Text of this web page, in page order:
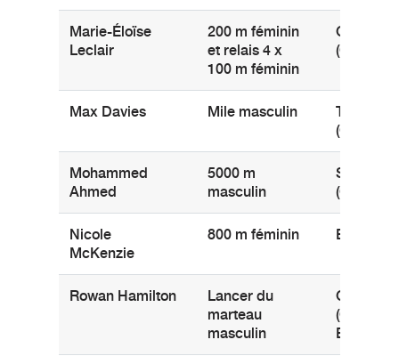
Marie-Éloïse
Leclair
200 m féminin
et relais 4 x
100 m féminin
Candiac
(Québec)
Max Davies Mile masculin
Toronto
(Ontario)
Mohammed
Ahmed
5000 m
masculin
St.
(Ontario)
Nicole
McKenzie
800 m féminin Elora
Rowan Hamilton
Lancer du
marteau
masculin